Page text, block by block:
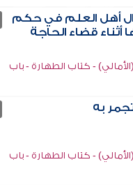
أهل العلم في حكم
أثناء قضاء الحاجة
- كتاب الطهارة - باب
به
- كتاب الطهارة - باب